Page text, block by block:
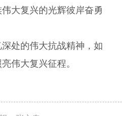
大复兴的光辉彼岸奋勇
处的伟大抗战精神，如
伟大复兴征程。